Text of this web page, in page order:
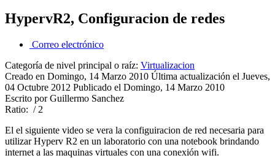
HypervR2, Configuracion de redes
Correo electrónico
Categoría de nivel principal o raíz: Virtualizacion
Creado en Domingo, 14 Marzo 2010 Última actualización el Jueves,
04 Octubre 2012 Publicado el Domingo, 14 Marzo 2010
Escrito por Guillermo Sanchez
Ratio: / 2
El el siguiente video se vera la configuiracion de red necesaria para
utilizar Hyperv R2 en un laboratorio con una notebook brindando
internet a las maquinas virtuales con una conexión wifi.